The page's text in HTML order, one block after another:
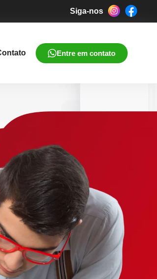
Siga-nos
Entre em contato